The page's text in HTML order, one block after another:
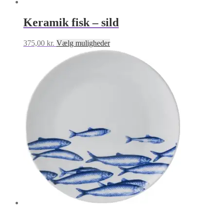
Keramik fisk – sild
375,00 kr. Vælg mulighederDette
vare